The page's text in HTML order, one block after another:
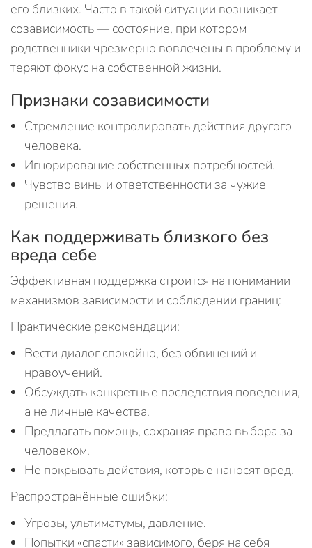
его близких. Часто в такой ситуации возникает
созависимость — состояние, при котором
родственники чрезмерно вовлечены в проблему и
теряют фокус на собственной жизни.
Признаки созависимости
Стремление контролировать действия другого
человека.
Игнорирование собственных потребностей.
Чувство вины и ответственности за чужие
решения.
Как поддерживать близкого без
вреда себе
Эффективная поддержка строится на понимании
механизмов зависимости и соблюдении границ:
Практические рекомендации:
Вести диалог спокойно, без обвинений и
нравоучений.
Обсуждать конкретные последствия поведения,
а не личные качества.
Предлагать помощь, сохраняя право выбора за
человеком.
Не покрывать действия, которые наносят вред.
Распространённые ошибки:
Угрозы, ультиматумы, давление.
Попытки «спасти» зависимого, беря на себя